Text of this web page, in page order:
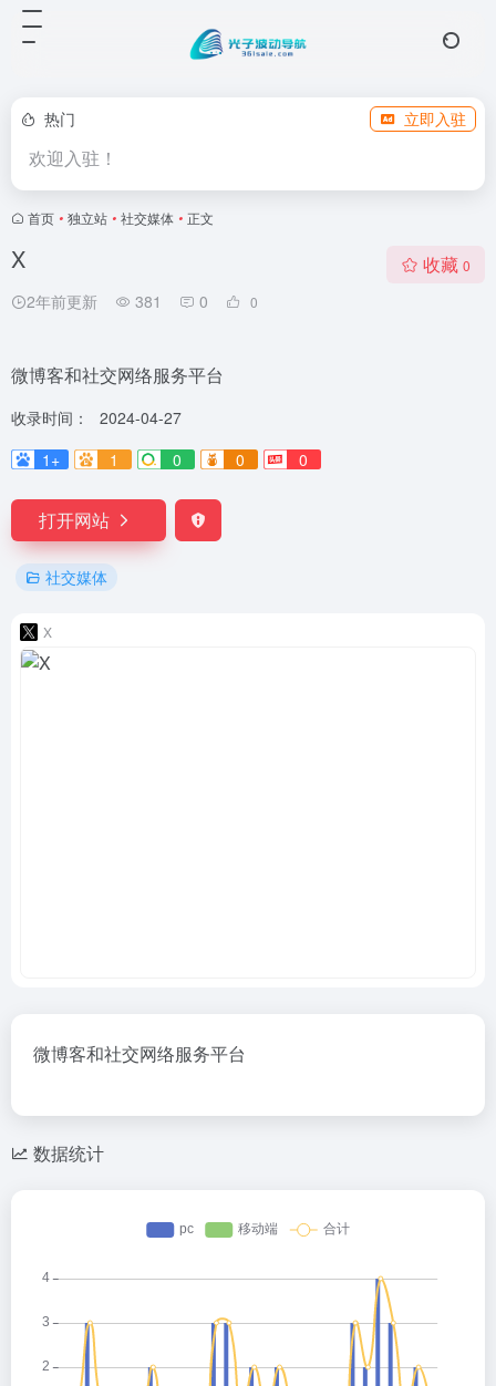
热门 立即入驻
欢迎入驻！
首页 • 独立站 • 社交媒体 • 正文
X
2年前更新 381 0 0
收藏 0
微博客和社交网络服务平台
收录时间：
2024-04-27
1+
1 0 0 0
打开网站
社交媒体
X
微博客和社交网络服务平台
数据统计